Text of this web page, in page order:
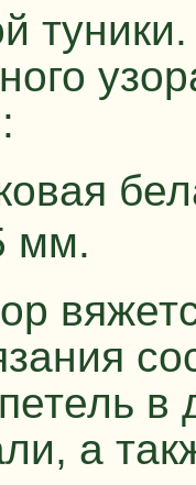
мм.
в
а